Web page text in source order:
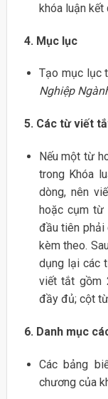
khóa luận kết
4. Mục lục
Tạo mục lục
Nghiệp
5. Các từ viết
Nếu một từ
trong Khóa
dòng, nên
hoặc cụm
đầu tiên phải
kèm theo.
dụng lại các
viết tắt gồm
đầy đủ; cột
6. Danh mục
Các bảng
chương của